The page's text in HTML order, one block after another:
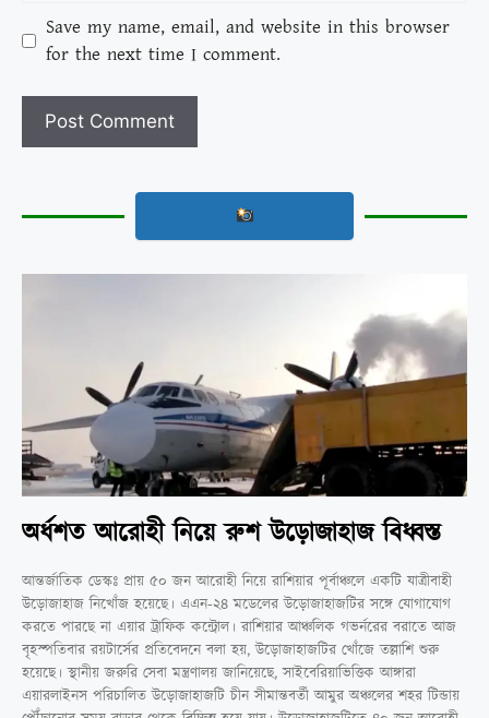
Save my name, email, and website in this browser
for the next time I comment.
অর্ধশত আরোহী নিয়ে রুশ উড়োজাহাজ বিধ্বস্ত
আন্তর্জাতিক ডেস্কঃ প্রায় ৫০ জন আরোহী নিয়ে রাশিয়ার পূর্বাঞ্চলে একটি যাত্রীবাহী
উড়োজাহাজ নিখোঁজ হয়েছে। এএন-২৪ মডেলের উড়োজাহাজটির সঙ্গে যোগাযোগ
করতে পারছে না এয়ার ট্রাফিক কন্ট্রোল। রাশিয়ার আঞ্চলিক গভর্নরের বরাতে আজ
বৃহস্পতিবার রয়টার্সের প্রতিবেদনে বলা হয়, উড়োজাহাজটির খোঁজে তল্লাশি শুরু
হয়েছে। স্থানীয় জরুরি সেবা মন্ত্রণালয় জানিয়েছে, সাইবেরিয়াভিত্তিক আঙ্গারা
এয়ারলাইনস পরিচালিত উড়োজাহাজটি চীন সীমান্তবর্তী আমুর অঞ্চলের শহর টিন্ডায়